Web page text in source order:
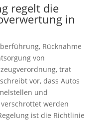
regelt die
in
Rücknahme
von
trat
vor, dass Autos
und
werden
ist die Richtlinie